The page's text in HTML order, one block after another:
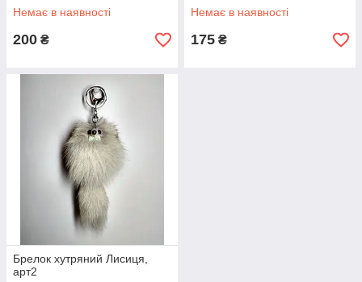
Немає в наявності
200 ₴
Немає в наявності
175 ₴
Брелок хутряний Лисиця,
арт2